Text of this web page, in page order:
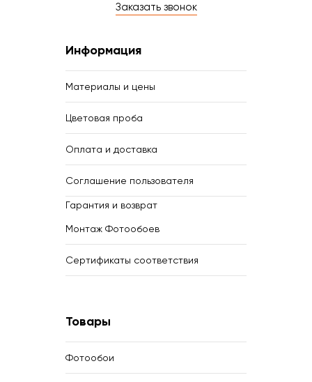
Заказать звонок
Информация
Материалы и цены
Цветовая проба
Оплата и доставка
Соглашение пользователя
Гарантия и возврат
Монтаж Фотообоев
Сертификаты соответствия
Товары
Фотообои